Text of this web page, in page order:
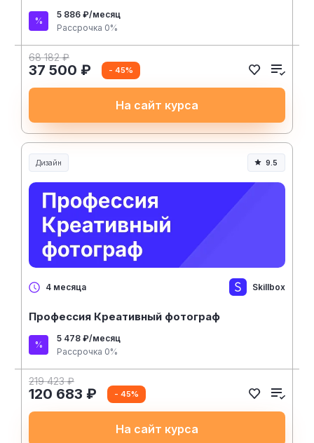
5 886 ₽/месяц
Рассрочка 0%
68 182 ₽
37 500 ₽ - 45%
На сайт курса
Дизайн 9.5
4 месяца Skillbox
Профессия Креативный фотограф
5 478 ₽/месяц
Рассрочка 0%
219 423 ₽
120 683 ₽ - 45%
На сайт курса